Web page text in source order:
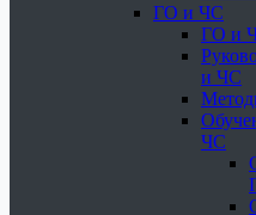
ГО и ЧС
ГО и
и ЧС
ЧС